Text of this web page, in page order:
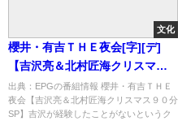
文化
櫻井・有吉ＴＨＥ夜会[字][デ]
【吉沢亮＆北村匠海クリスマス
９０分SP】…の番組内容解析ま
とめ
出典：EPGの番組情報 櫻井・有吉ＴＨＥ
夜会【吉沢亮＆北村匠海クリスマス９０分
SP】吉沢が経験したことがないというク